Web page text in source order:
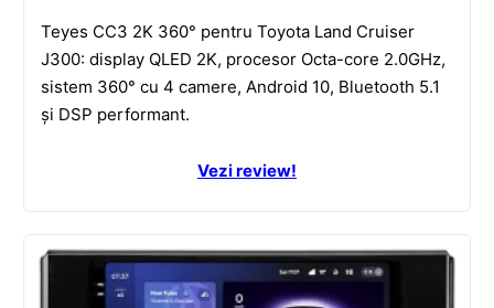
Teyes CC3 2K 360° pentru Toyota Land Cruiser
J300: display QLED 2K, procesor Octa-core 2.0GHz,
sistem 360° cu 4 camere, Android 10, Bluetooth 5.1
și DSP performant.
Vezi review!